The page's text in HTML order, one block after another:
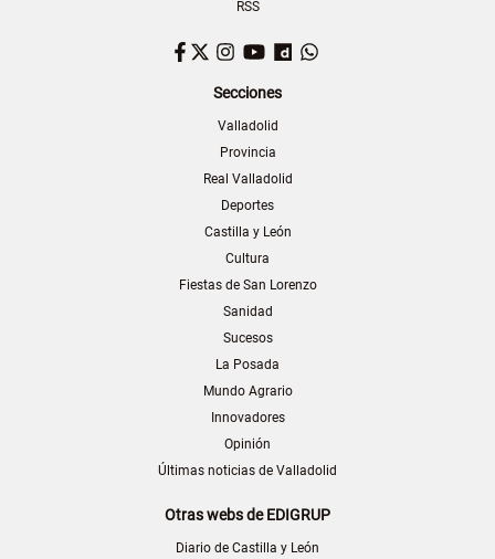
RSS
Facebook
TwitterInstagram
YouTubeDailymotion
Secciones
Valladolid
Provincia
Real Valladolid
Deportes
Castilla y León
Cultura
Fiestas de San Lorenzo
Sanidad
Sucesos
La Posada
Mundo Agrario
Innovadores
Opinión
Últimas noticias de Valladolid
Otras webs de EDIGRUP
Diario de Castilla y León